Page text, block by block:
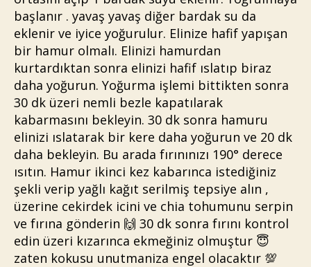
başlanır . yavaş yavaş diğer bardak su da
eklenir ve iyice yoğurulur. Elinize hafif yapışan
bir hamur olmalı. Elinizi hamurdan
kurtardıktan sonra elinizi hafif ıslatıp biraz
daha yoğurun. Yoğurma işlemi bittikten sonra
30 dk üzeri nemli bezle kapatılarak
kabarmasını bekleyin. 30 dk sonra hamuru
elinizi ıslatarak bir kere daha yoğurun ve 20 dk
daha bekleyin. Bu arada fırınınızı 190° derece
ısıtın. Hamur ikinci kez kabarınca istediğiniz
şekli verip yağlı kağıt serilmiş tepsiye alın ,
üzerine cekirdek icini ve chia tohumunu serpin
ve fırına gönderin 🙌 30 dk sonra fırını kontrol
edin üzeri kızarınca ekmeğiniz olmuştur 😇
zaten kokusu unutmaniza engel olacaktır 💯